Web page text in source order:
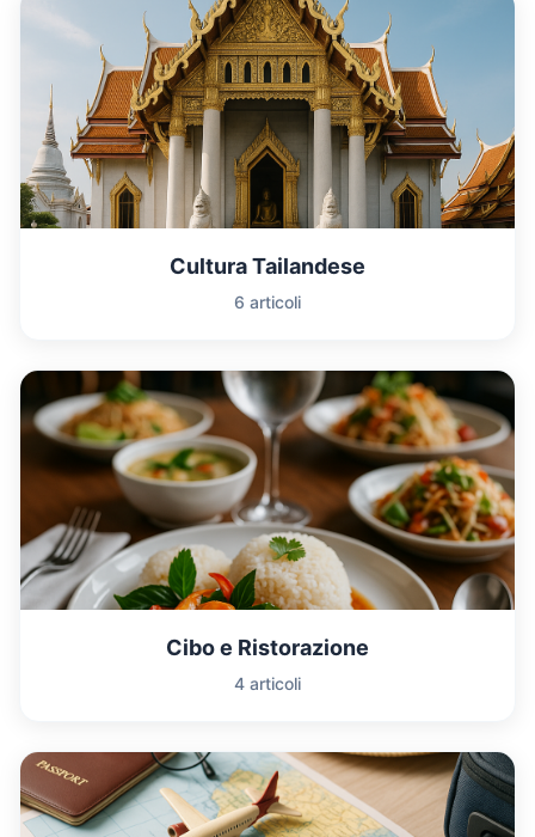
Cultura Tailandese
6 articoli
Cibo e Ristorazione
4 articoli